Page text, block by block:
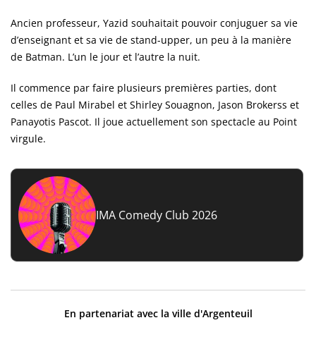
Ancien professeur, Yazid souhaitait pouvoir conjuguer sa vie
d’enseignant et sa vie de stand-upper, un peu à la manière
de Batman. L’un le jour et l’autre la nuit.
Il commence par faire plusieurs premières parties, dont
celles de Paul Mirabel et Shirley Souagnon, Jason Brokerss et
Panayotis Pascot. Il joue actuellement son spectacle au Point
virgule.
IMA Comedy Club 2026
En partenariat avec la ville d'Argenteuil